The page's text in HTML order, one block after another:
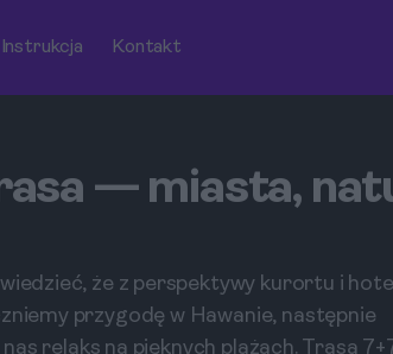
Instrukcja Kontakt
— miasta,
że z perspektywy kurortu i
przygodę w Hawanie, następnie
relaks na pięknych plażach. Trasa